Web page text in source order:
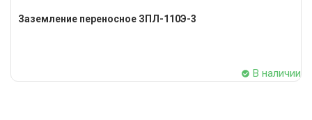
Заземление переносное ЗПЛ-110Э-3
В наличии